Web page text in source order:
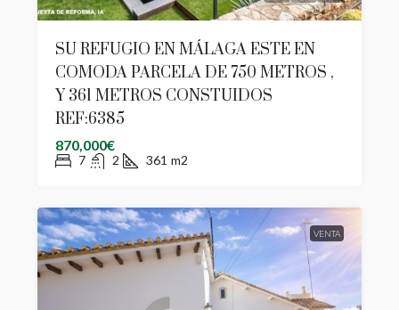
SU REFUGIO EN MÁLAGA ESTE EN
COMODA PARCELA DE 750 METROS ,
Y 361 METROS CONSTUIDOS
REF:6385
870,000€
7 2 361 m2
VENTA